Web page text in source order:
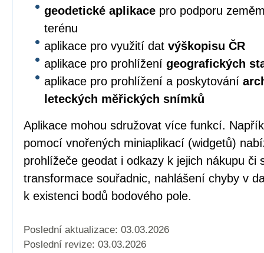
geodetické aplikace pro podporu
terénu
aplikace pro využití dat výškopisu ČR
aplikace pro prohlížení geografických
aplikace pro prohlížení a poskytování
leteckých měřických snímků
Aplikace mohou sdružovat více funkcí.
pomocí vnořených miniaplikací (widgetů)
prohlížeče geodat i odkazy k jejich nákupu či
transformace souřadnic, nahlášení chyby v
k existenci bodů bodového pole.
Poslední aktualizace: 03.03.2026
Poslední revize: 03.03.2026